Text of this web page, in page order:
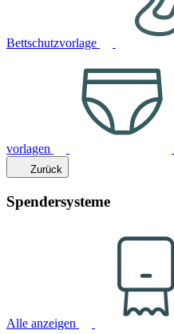
Bettschutzvorlage
vorlagen
Zurück
Spendersysteme
Alle anzeigen